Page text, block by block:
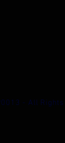
- All Rights